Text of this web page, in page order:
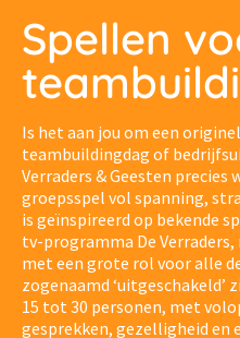
Spellen
Is het aan jou om een
teambuildingdag of
Verraders & Geesten
groepsspel vol spanning,
is geïnspireerd op bekende
tv-programma De
met een grote rol voor alle
zogenaamd ‘uitgeschakeld’
15 tot 30 personen, met
gesprekken, gezelligheid en